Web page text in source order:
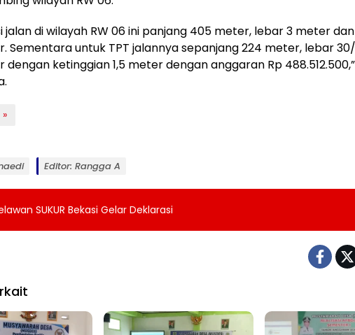
jalan di wilayah RW 06 ini panjang 405 meter, lebar 3 meter
Sementara untuk TPT jalannya sepanjang 224 meter, lebar
ketinggian 1,5 meter dengan anggaran Rp 488.512.500,”
»
Editor: Rangga A
SUKUR Bekasi Gelar Deklarasi